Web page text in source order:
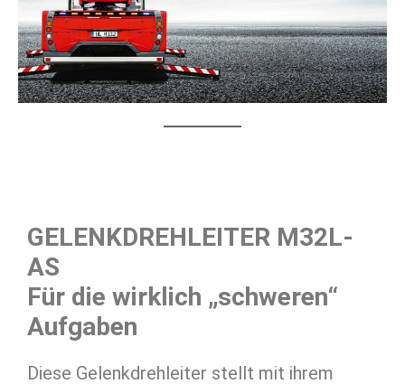
GELENKDREHLEITER M32L-
AS
Für die wirklich „schweren“
Aufgaben
Diese Gelenkdrehleiter stellt mit ihrem